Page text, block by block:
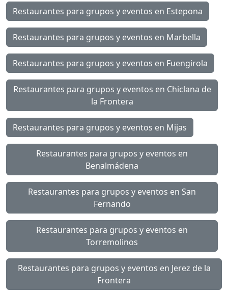
Restaurantes para grupos y eventos en Estepona
Restaurantes para grupos y eventos en Marbella
Restaurantes para grupos y eventos en Fuengirola
Restaurantes para grupos y eventos en Chiclana de
la Frontera
Restaurantes para grupos y eventos en Mijas
Restaurantes para grupos y eventos en
Benalmádena
Restaurantes para grupos y eventos en San
Fernando
Restaurantes para grupos y eventos en
Torremolinos
Restaurantes para grupos y eventos en Jerez de la
Frontera